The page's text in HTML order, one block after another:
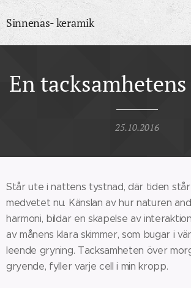
Sinnenas- keramik
En
25.10.2016
Står ute i nattens tystnad, där tiden
medvetet nu. Känslan av hur naturen
harmoni, bildar en skapelse av
av månens klara skimmer, som bugar i
leende gryning. Tacksamheten över
gryende, fyller varje cell i min kropp.